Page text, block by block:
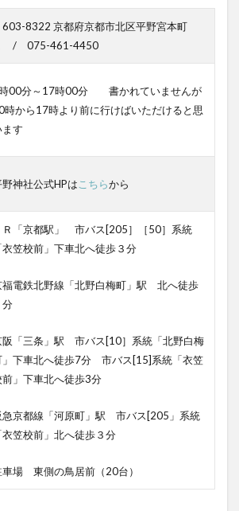
603-8322 京都府京都市北区平野宮本町
/ 075-461-4450
00分～17時00分 書かれていませんが
時から17時より前に行けばいただけると思
ます
野神社公式HPは こちらから
Ｒ「京都駅」 市バス[205］［50］系統
衣笠校前」下車北へ徒歩３分
福電鉄北野線「北野白梅町」駅 北へ徒歩
分
阪「三条」駅 市バス[10］系統「北野白梅
」下車北へ徒歩7分 市バス[15]系統「衣笠
前」下車北へ徒歩3分
急京都線「河原町」駅 市バス[205」系統
衣笠校前」北へ徒歩３分
車場 東側の鳥居前（20台）